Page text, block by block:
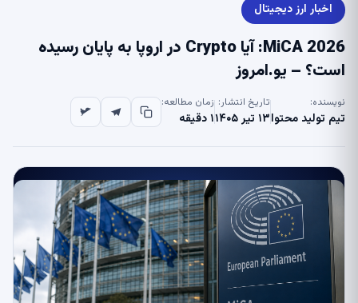
اخبار ارز دیجیتال
MiCA 2026: آیا Crypto در اروپا به پایان رسیده
است؟ – یو.امروز
نویسنده:
تیم تولید محتوا
تاریخ انتشار:
۱۳ تیر ۱۴۰۵
زمان مطالعه:
۱ دقیقه